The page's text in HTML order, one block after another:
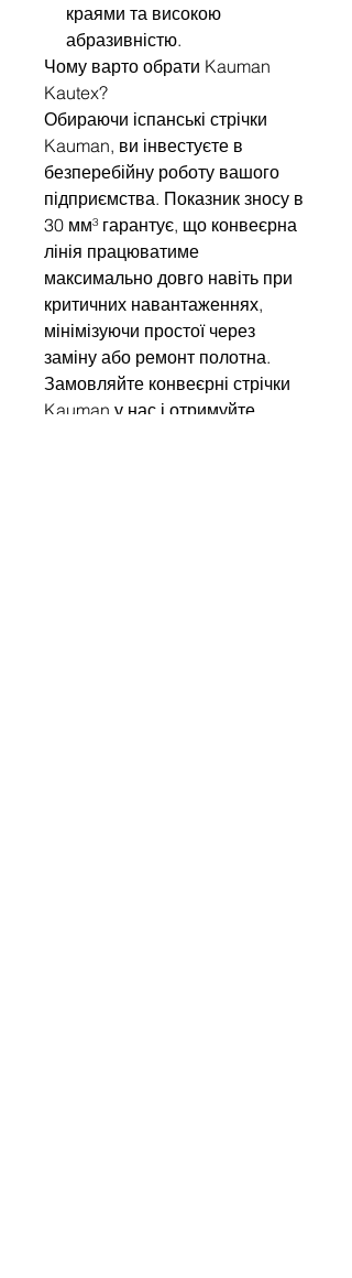
краями та високою
абразивністю.
Чому варто обрати Kauman
Kautex?
Обираючи іспанські стрічки
Kauman, ви інвестуєте в
безперебійну роботу вашого
підприємства. Показник зносу в
30 мм³ гарантує, що конвеєрна
лінія працюватиме
максимально довго навіть при
критичних навантаженнях,
мінімізуючи простої через
заміну або ремонт полотна.
Замовляйте конвеєрні стрічки
Kauman у нас і отримуйте